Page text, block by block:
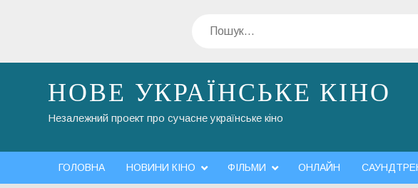
Пошук
НОВЕ УКРАЇНСЬКЕ КІНО
Незалежний проект про сучасне українське кіно
ГОЛОВНА НОВИНИ КІНО ФІЛЬМИ ОНЛАЙН